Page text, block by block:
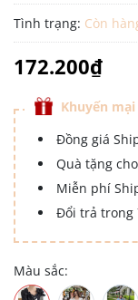
Tình trạng: Còn
172.200₫
Khuyến
Đồng giá
Quà tặng
Miễn phí
Đổi trả trong
Màu sắc: